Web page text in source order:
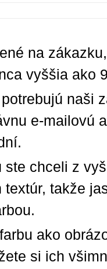
na
vyššia ako
naši
e-mailovú
ste chceli z
textúr, takže
ako
si ich